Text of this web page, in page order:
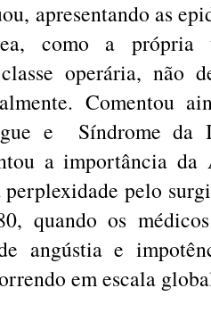
apresentando as
como a própria
operária, não
Comentou
e Síndrome da
a importância da
perplexidade pelo
quando os
angústia e
em escala